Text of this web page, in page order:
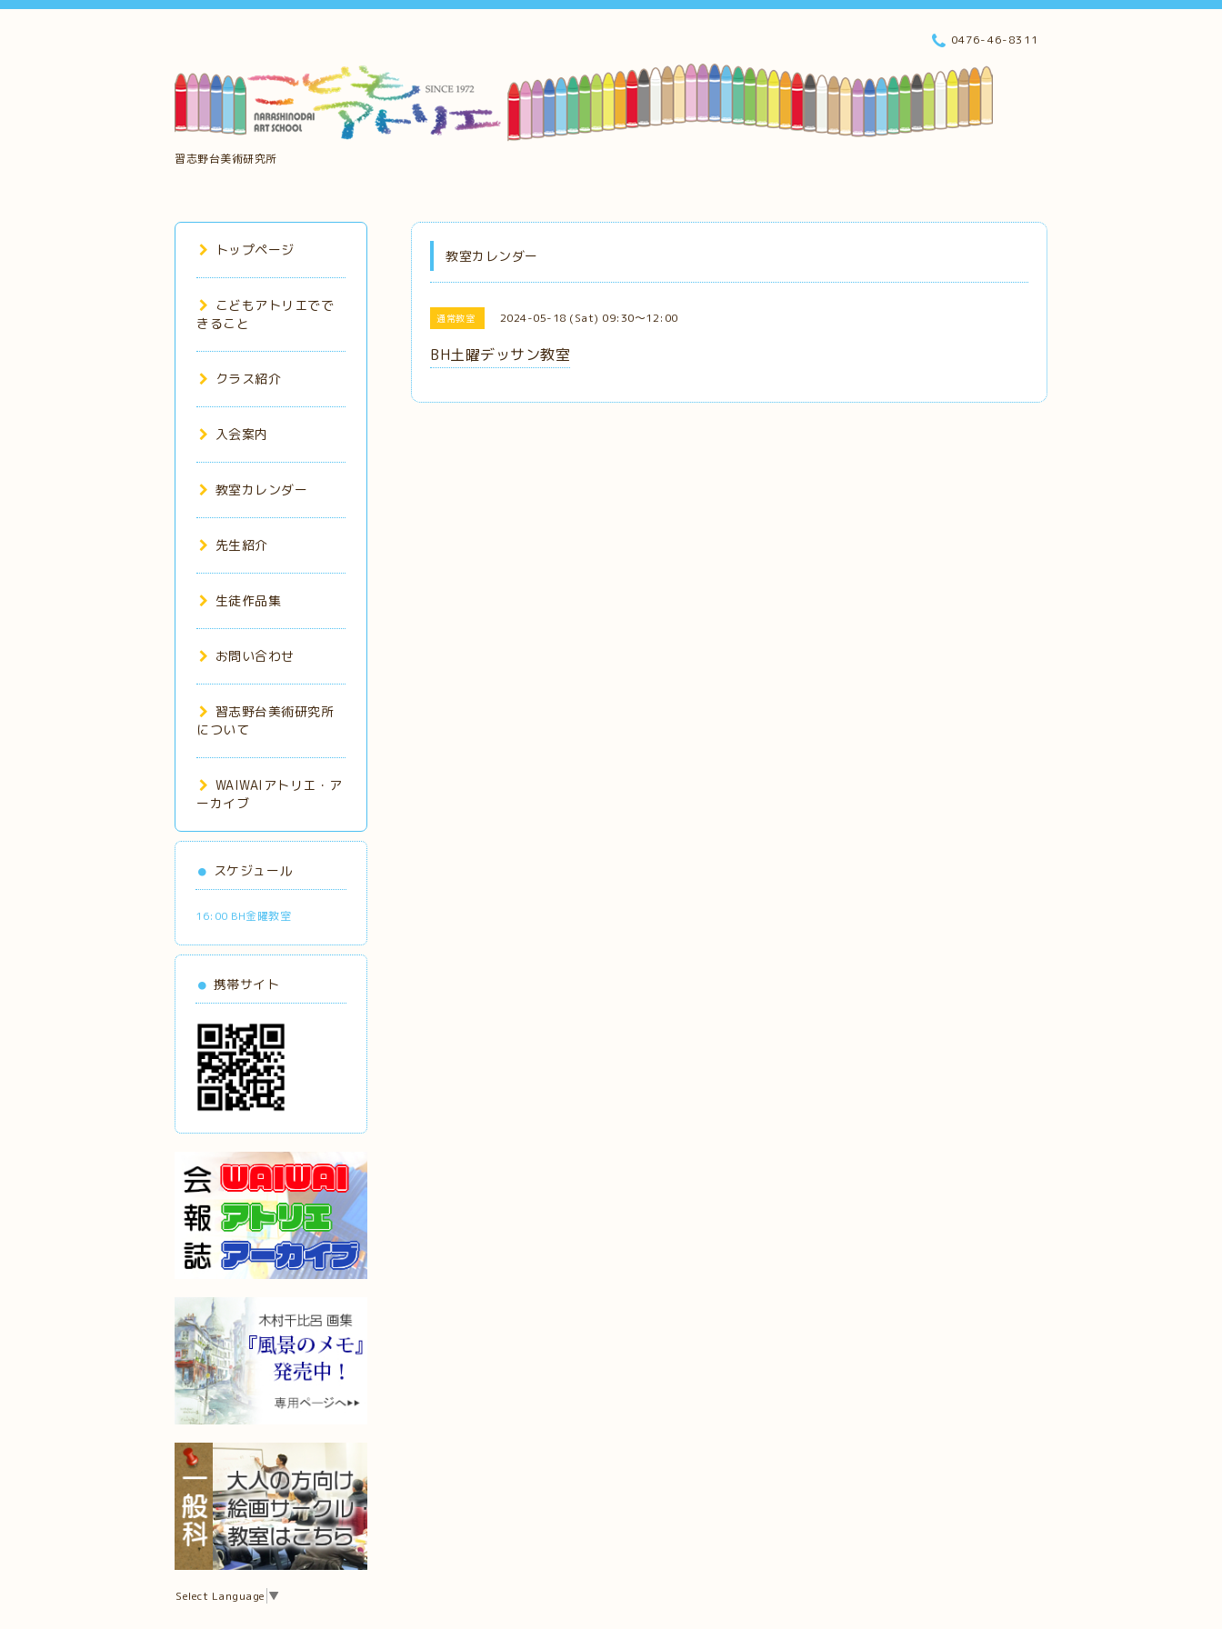
習志野台美術研究所
0476-46-8311
教室カレンダー
通常教室 2024-05-18 (Sat) 09:30～12:00
BH土曜デッサン教室
トップページ
こどもアトリエでで
きること
クラス紹介
入会案内
教室カレンダー
先生紹介
生徒作品集
お問い合わせ
習志野台美術研究所
について
WAIWAIアトリエ・ア
ーカイブ
スケジュール
16:00 BH金曜教室
携帯サイト
Select Language ▼